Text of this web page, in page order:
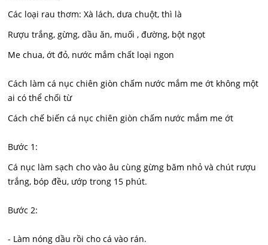
Các loại rau thơm: Xà lách, dưa chuột, thì là
Rượu trắng, gừng, dầu ăn, muối , đường, bột ngọt
Me chua, ớt đỏ, nước mắm chất loại ngon
Cách làm cá nục chiên giòn chấm nước mắm me ớt không một
ai có thể chối từ
Cách chế biến cá nục chiên giòn chấm nước mắm me ớt
Bước 1:
Cá nục làm sạch cho vào âu cùng gừng băm nhỏ và chút rượu
trắng, bóp đều, ướp trong 15 phút.
Bước 2:
- Làm nóng dầu rồi cho cá vào rán.